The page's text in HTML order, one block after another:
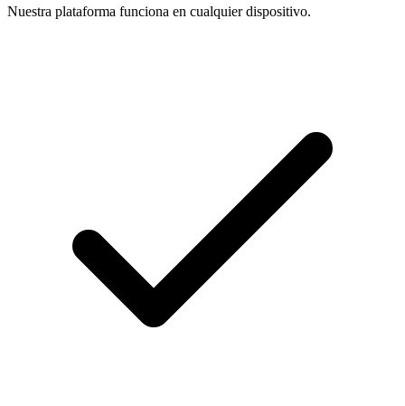
Nuestra plataforma funciona en cualquier dispositivo.